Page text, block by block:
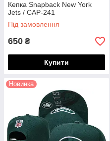
Кепка Snapback New York
Jets / CAP-241
Під замовлення
650 ₴
Купити
Новинка